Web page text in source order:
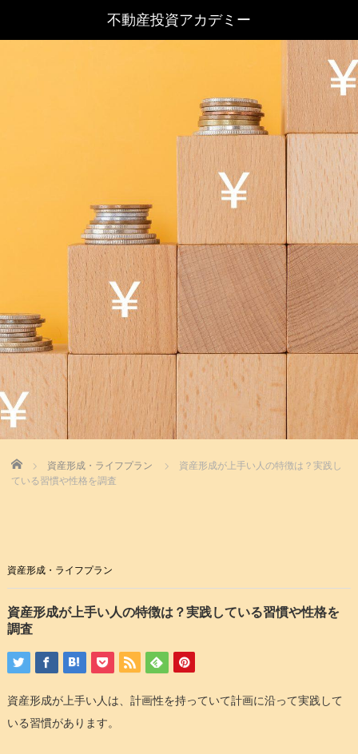
Home 資産形成・ライフプラン
資産形成が上手い人の特徴は？実践し
ている習慣や性格を調査
資産形成・ライフプラン
資産形成が上手い人の特徴は？実践している習慣や性格を
調査
資産形成が上手い人は、計画性を持っていて計画に沿って実践して
いる習慣があります。